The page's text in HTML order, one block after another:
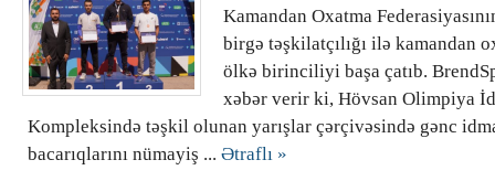
Kamandan Oxatma
birgə təşkilatçılığı ilə kamandan
ölkə birinciliyi başa çatıb.
xəbər verir ki, Hövsan Olimpiya
Kompleksində təşkil olunan yarışlar çərçivəsində gənc
bacarıqlarını nümayiş ... Ətraflı »